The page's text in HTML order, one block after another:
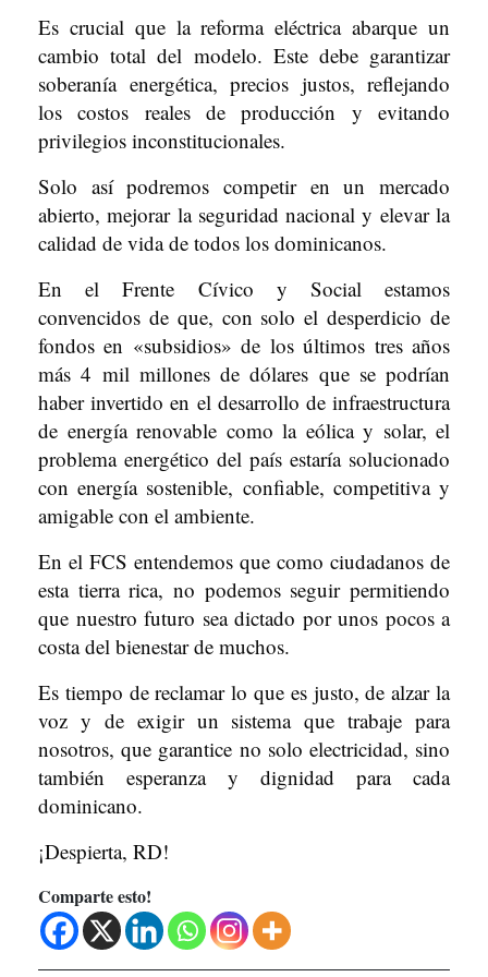
Es crucial que la reforma eléctrica abarque un
cambio total del modelo. Este debe garantizar
soberanía energética, precios justos, reflejando
los costos reales de producción y evitando
privilegios inconstitucionales.
Solo así podremos competir en un mercado
abierto, mejorar la seguridad nacional y elevar la
calidad de vida de todos los dominicanos.
En el Frente Cívico y Social estamos
convencidos de que, con solo el desperdicio de
fondos en «subsidios» de los últimos tres años
más 4 mil millones de dólares que se podrían
haber invertido en el desarrollo de infraestructura
de energía renovable como la eólica y solar, el
problema energético del país estaría solucionado
con energía sostenible, confiable, competitiva y
amigable con el ambiente.
En el FCS entendemos que como ciudadanos de
esta tierra rica, no podemos seguir permitiendo
que nuestro futuro sea dictado por unos pocos a
costa del bienestar de muchos.
Es tiempo de reclamar lo que es justo, de alzar la
voz y de exigir un sistema que trabaje para
nosotros, que garantice no solo electricidad, sino
también esperanza y dignidad para cada
dominicano.
¡Despierta, RD!
Comparte esto!